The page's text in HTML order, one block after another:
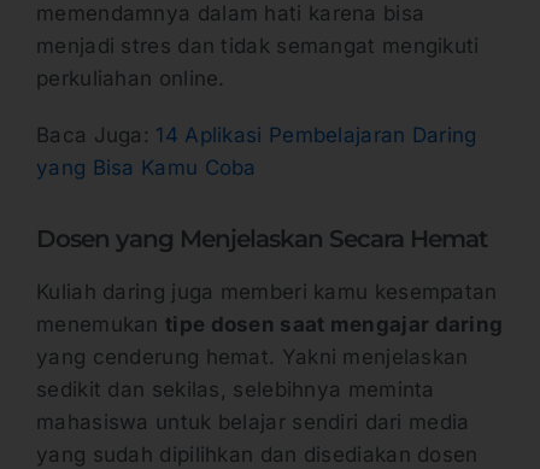
memendamnya dalam hati karena bisa
menjadi stres dan tidak semangat mengikuti
perkuliahan online.
Baca Juga: 14 Aplikasi Pembelajaran Daring
yang Bisa Kamu Coba
Dosen yang Menjelaskan Secara Hemat
Kuliah daring juga memberi kamu kesempatan
menemukantipe dosen saat mengajar daring
yang cenderung hemat. Yakni menjelaskan
sedikit dan sekilas, selebihnya meminta
mahasiswa untuk belajar sendiri dari media
yang sudah dipilihkan dan disediakan dosen